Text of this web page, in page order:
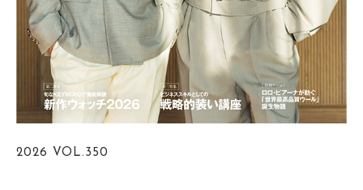
2026 VOL.350